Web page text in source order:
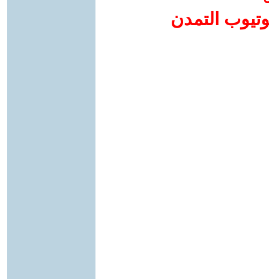
التمدن